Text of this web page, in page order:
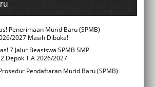
Penerimaan Murid Baru (SPMB)
2027 Masih Dibuka!
7 Jalur Beasiswa SPMB SMP
Depok T.A 2026/2027
Pendaftaran Murid Baru (SPMB)